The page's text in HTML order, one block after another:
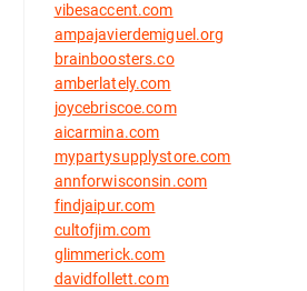
vibesaccent.com
ampajavierdemiguel.org
brainboosters.co
amberlately.com
joycebriscoe.com
aicarmina.com
mypartysupplystore.com
annforwisconsin.com
findjaipur.com
cultofjim.com
glimmerick.com
davidfollett.com